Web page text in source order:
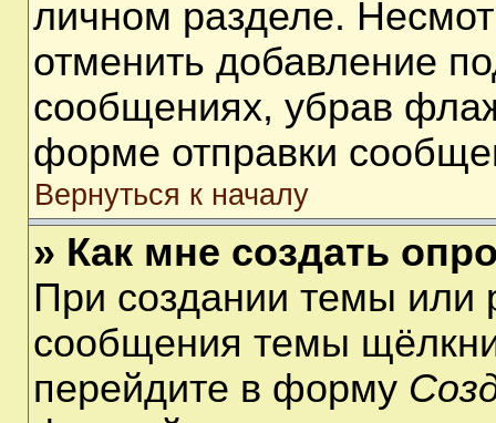
личном разделе.
отменить добавление
сообщениях, убрав
форме отправки
Вернуться к началу
» Как мне создать
При создании темы или
сообщения темы
перейдите в форму